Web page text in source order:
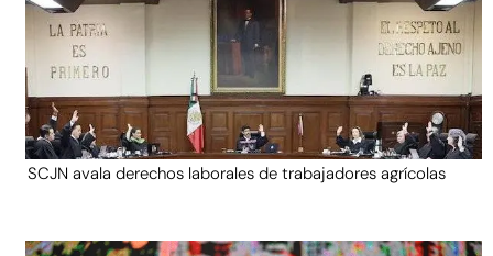
SCJN avala derechos laborales de trabajadores agrícolas